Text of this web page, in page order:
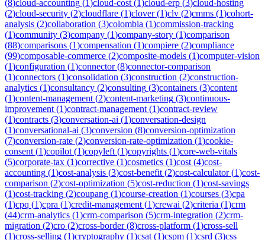
(8)cloud-accounting (1)cloud-cost (1)cloud-erp (3)cloud-hosting
(2)cloud-security (2)cloudflare (1)clover(1)clv (2)cmms (1)cohort-
analysis (2)collaboration (3)colombia (1)commission-tracking
(1)community (3)company (1)company-story (1)comparison
(88)comparisons (1)compensation (1)compiere (2)compliance
(99)composable-commerce (2)composite-models (1)computer-vision
(1)configuration (1)connector(8)connector-comparison
(1)connectors (1)consolidation (3)construction (2)construction-
analytics (1)consultancy (2)consulting (3)containers (3)content
(1)content-management (2)content-marketing (3)continuous-
improvement (1)contract-management (1)contract-review
(1)contracts (3)conversation-ai (1)conversation-design
(1)conversational-ai (3)conversion (8)conversion-optimization
(7)conversion-rate (2)conversion-rate-optimization (1)cookie-
consent (1)copilot (1)copyleft (1)copyrights (1)core-web-vitals
(5)corporate-tax (1)corrective (1)cosmetics (1)cost (4)cost-
accounting (1)cost-analysis (3)cost-benefit (2)cost-calculator(1)cost-
comparison (2)cost-optimization (5)cost-reduction (1)cost-savings
(1)cost-tracking (2)coupang (1)course-creation (1)courses (3)cpa
(1)cpq (1)cpra (1)credit-management (1)crewai (2)criteria (1)crm
(44)crm-analytics (1)crm-comparison (5)crm-integration (2)crm-
migration (2)cro (2)cross-border(8)cross-platform (1)cross-sell
(1)cross-selling (1)cryptography (1)csat (1)cspm (1)csrd (3)css